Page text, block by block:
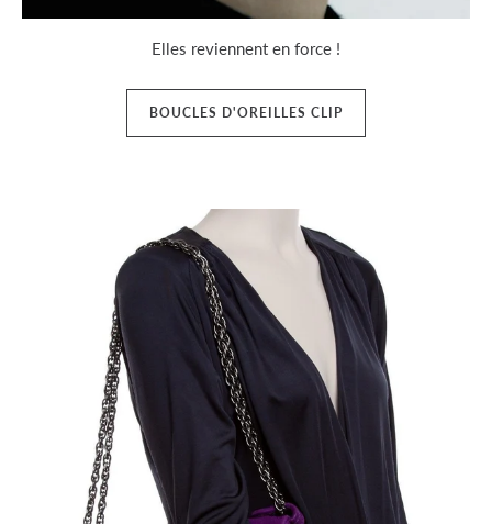
Elles reviennent en force !
BOUCLES D'OREILLES CLIP